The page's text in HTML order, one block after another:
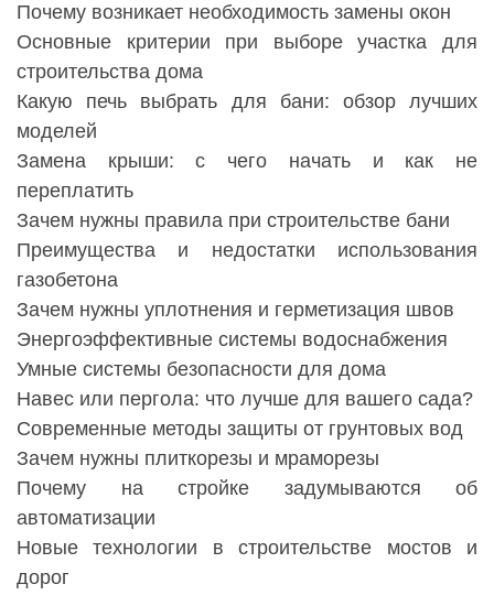
Почему возникает необходимость замены окон
Основные критерии при выборе участка для
строительства дома
Какую печь выбрать для бани: обзор лучших
моделей
Замена крыши: с чего начать и как не
переплатить
Зачем нужны правила при строительстве бани
Преимущества и недостатки использования
газобетона
Зачем нужны уплотнения и герметизация швов
Энергоэффективные системы водоснабжения
Умные системы безопасности для дома
Навес или пергола: что лучше для вашего сада?
Современные методы защиты от грунтовых вод
Зачем нужны плиткорезы и мраморезы
Почему на стройке задумываются об
автоматизации
Новые технологии в строительстве мостов и
дорог